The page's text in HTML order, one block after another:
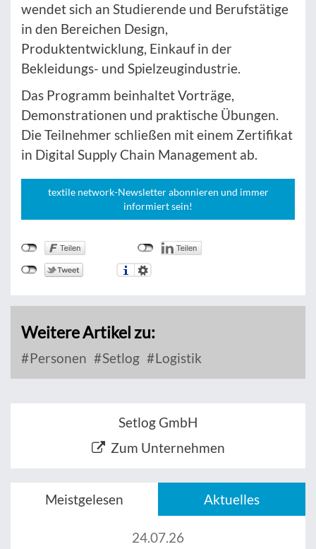
wendet sich an Studierende und Berufstätige
in den Bereichen Design,
Produktentwicklung, Einkauf in der
Bekleidungs- und Spielzeugindustrie.
Das Programm beinhaltet Vorträge,
Demonstrationen und praktische Übungen.
Die Teilnehmer schließen mit einem Zertifikat
in Digital Supply Chain Management ab.
textile network-Newsletter abonnieren und immer
informiert sein!
Weitere Artikel zu:
Personen Setlog Logistik
Setlog GmbH
Zum Unternehmen
Meistgelesen Aktuelles
24.07.26